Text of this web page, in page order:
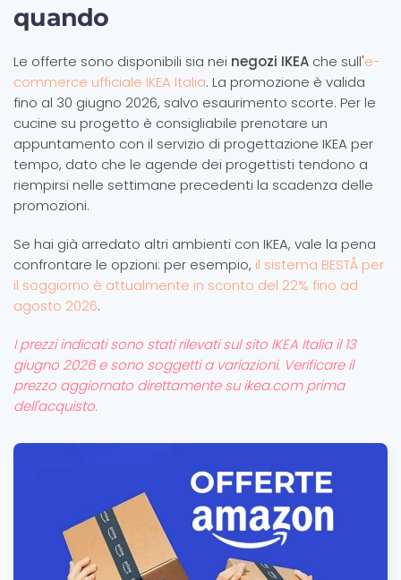
quando
Le offerte sono disponibili sia nei negozi IKEA che sull'e-
commerce ufficiale IKEA Italia. La promozione è valida
fino al 30 giugno 2026, salvo esaurimento scorte. Per le
cucine su progetto è consigliabile prenotare un
appuntamento con il servizio di progettazione IKEA per
tempo, dato che le agende dei progettisti tendono a
riempirsi nelle settimane precedenti la scadenza delle
promozioni.
Se hai già arredato altri ambienti con IKEA, vale la pena
confrontare le opzioni: per esempio, il sistema BESTÅ per
il soggiorno è attualmente in sconto del 22% fino ad
agosto 2026.
I prezzi indicati sono stati rilevati sul sito IKEA Italia il 13
giugno 2026 e sono soggetti a variazioni. Verificare il
prezzo aggiornato direttamente su ikea.com prima
dell'acquisto.